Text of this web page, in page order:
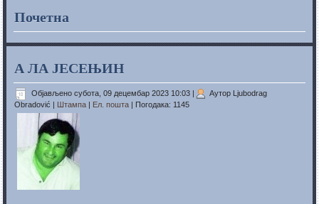
Почетна
А ЛА ЈЕСЕЊИН
Објављено субота, 09 децембар 2023 10:03
Аутор Ljubodrag
Obradović
Штампа Ел. пошта | Погодака: 1145